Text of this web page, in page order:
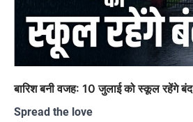
बारिश बनी वजह: 10 जुलाई को स्कूल रहेंगे बंद
Spread the love